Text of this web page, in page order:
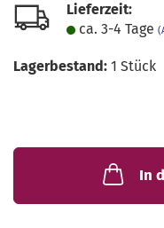
Lieferzeit:
ca. 3-4 Tage
Lagerbestand: 1 Stück
In